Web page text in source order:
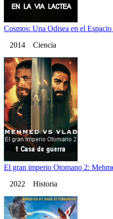
Cosmos: Una Odisea en el
2014 Ciencia
El gran imperio Otomano 2:
2022 Historia